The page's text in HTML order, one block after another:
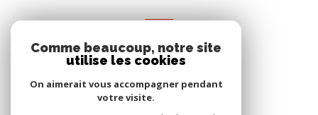
Nous suivre
Comme beaucoup, notre site
utilise les cookies
On aimerait vous accompagner pendant
votre visite.